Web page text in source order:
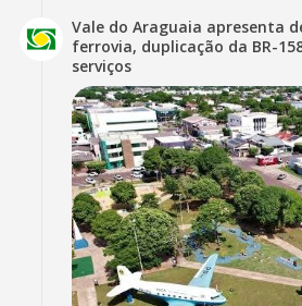
Vale do Araguaia apresenta
ferrovia, duplicação da BR-
serviços